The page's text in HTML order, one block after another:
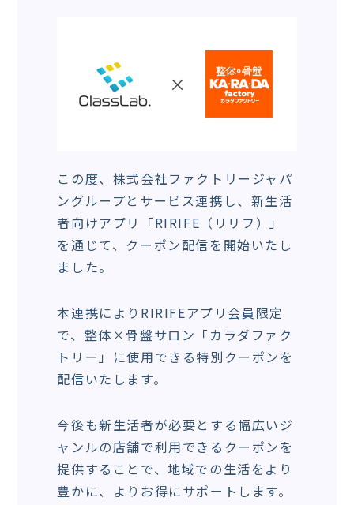
この度、株式会社ファクトリージャパ
ングループとサービス連携し、新生活
者向けアプリ「RIRIFE（リリフ）」
を通じて、クーポン配信を開始いたし
ました。
本連携によりRIRIFEアプリ会員限定
で、整体×骨盤サロン「カラダファク
トリー」に使用できる特別クーポンを
配信いたします。
今後も新生活者が必要とする幅広いジ
ャンルの店舗で利用できるクーポンを
提供することで、地域での生活をより
豊かに、よりお得にサポートします。